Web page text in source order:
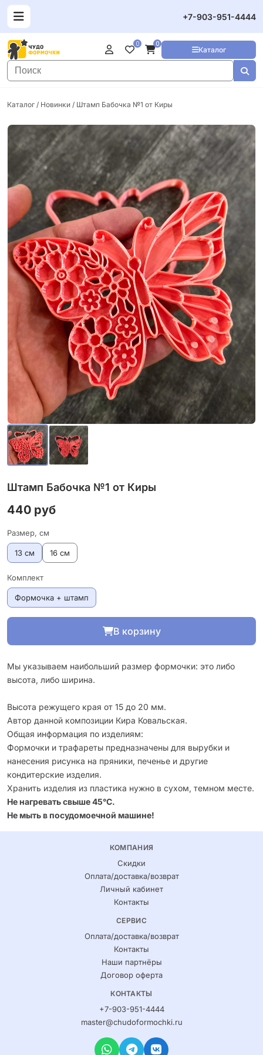
+7-903-951-4444
Каталог
0 0
Каталог / Новинки / Штамп Бабочка №1 от Киры
Штамп Бабочка №1 от Киры
440 руб
Размер, см
13 см 16 см
Комплект
Формочка + штамп
В корзину
Мы указываем наибольший размер формочки: это либо
высота, либо ширина.
Высота режущего края от 15 до 20 мм.
Автор данной композиции Кира Ковальская.
Общая информация по изделиям:
Формочки и трафареты предназначены для вырубки и
нанесения рисунка на пряники, печенье и другие
кондитерские изделия.
Хранить изделия из пластика нужно в сухом, темном месте.
Не нагревать свыше 45°С.
Не мыть в посудомоечной машине!
КОМПАНИЯ
Скидки
Оплата/доставка/возврат
Личный кабинет
Контакты
СЕРВИС
Оплата/доставка/возврат
Контакты
Наши партнёры
Договор оферта
КОНТАКТЫ
+7-903-951-4444
master@chudoformochki.ru